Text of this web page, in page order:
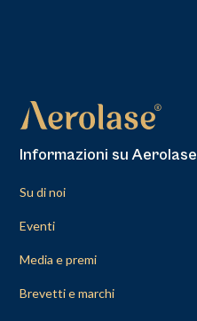
Informazioni su Aerolase
Su di noi
Eventi
Media e premi
Brevetti e marchi